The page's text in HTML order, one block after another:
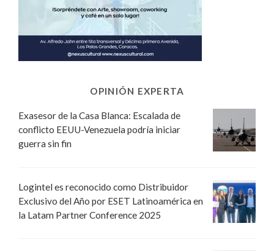
OPINIÓN EXPERTA
Exasesor de la Casa Blanca: Escalada de
conflicto EEUU-Venezuela podría iniciar
guerra sin fin
Logintel es reconocido como Distribuidor
Exclusivo del Año por ESET Latinoamérica en
la Latam Partner Conference 2025